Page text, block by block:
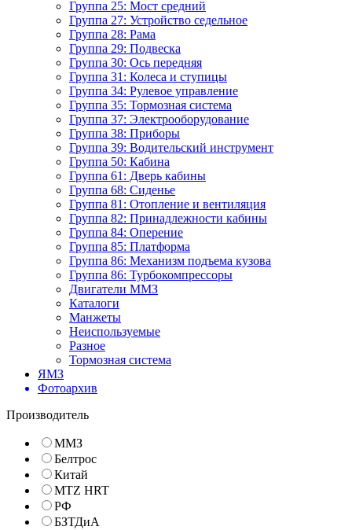
Группа 25: Мост средний
Группа 27: Устройство седельное
Группа 28: Рама
Группа 29: Подвеска
Группа 30: Ось передняя
Группа 31: Колеса и ступицы
Группа 34: Рулевое управление
Группа 35: Тормозная система
Группа 37: Электрооборудование
Группа 38: Приборы
Группа 39: Водительский инструмент
Группа 50: Кабина
Группа 61: Дверь кабины
Группа 68: Сиденье
Группа 81: Отопление и вентиляция
Группа 82: Принадлежности кабины
Группа 84: Оперение
Группа 85: Платформа
Группа 86: Механизм подъема кузова
Группа 86: Турбокомпрессоры
Двигатели ММЗ
Каталоги
Манжеты
Неиспользуемые
Разное
Тормозная система
ЯМЗ
Фотоархив
Производитель
ММЗ
Белтрос
Китай
MTZ HRT
РФ
БЗТДиА